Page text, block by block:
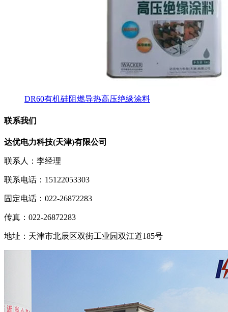
DR60有机硅阻燃导热高压绝缘涂料
联系我们
达优电力科技(天津)有限公司
联系人：李经理
联系电话：15122053303
固定电话：022-26872283
传真：022-26872283
地址：天津市北辰区双街工业园双江道185号